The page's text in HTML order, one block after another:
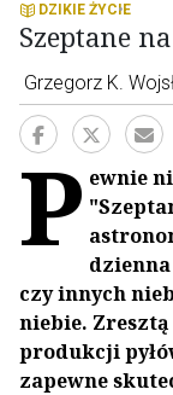
DZIKIE ŻYCIE
Szeptane
Grzegorz K.
P ewnie
czy innych
niebie.
produkcji
zapewne